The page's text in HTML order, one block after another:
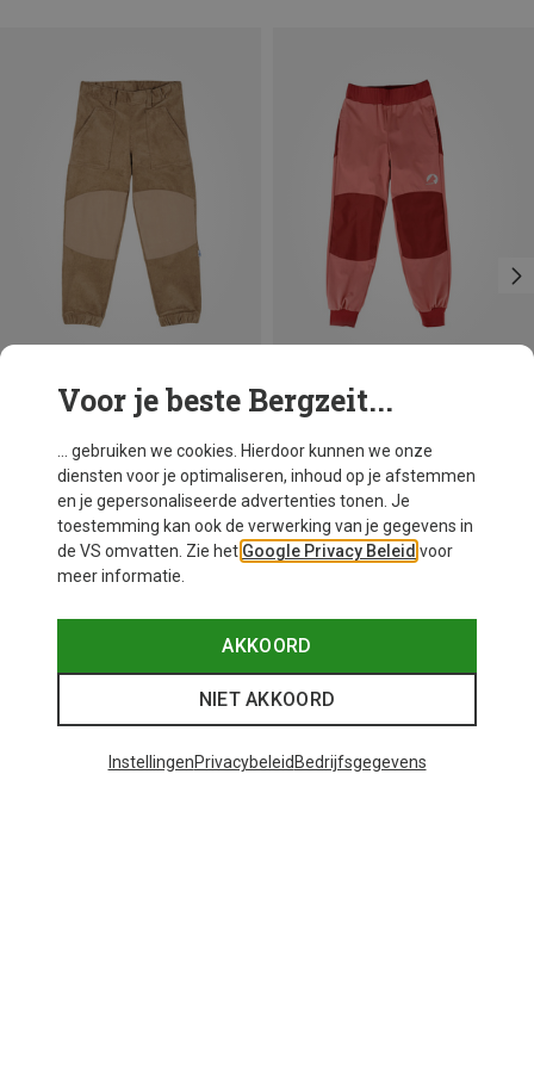
Je bespaart 46% Je bespaart 40%
Voor je beste Bergzeit...
... gebruiken we cookies. Hierdoor kunnen we onze
diensten voor je optimaliseren, inhoud op je afstemmen
en je gepersonaliseerde advertenties tonen. Je
toestemming kan ook de verwerking van je gegevens in
de VS omvatten. Zie het Google Privacy Beleid voor
meer informatie.
AKKOORD
NIET AKKOORD
InstellingenPrivacybeleid Bedrijfsgegevens